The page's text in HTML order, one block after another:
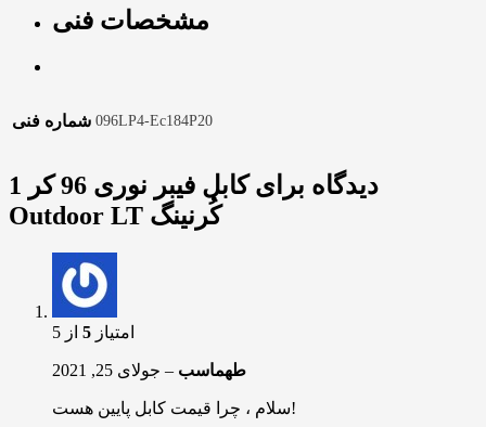
مشخصات فنی
شماره فنی 096LP4-Ec184P20
1 دیدگاه برای
کابل فیبر نوری 96 کر
Outdoor LT کُرنینگ
امتیاز 5 از 5
طهماسب – جولای 25, 2021
سلام ، چرا قیمت کابل پایین هست!